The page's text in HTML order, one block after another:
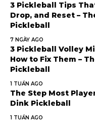
3 Pickleball Tips
Drop, and Reset –
Pickleball
7 NGÀY AGO
3 Pickleball Volley
How to Fix Them –
Pickleball
1 TUẦN AGO
The Step Most
Dink Pickleball
1 TUẦN AGO